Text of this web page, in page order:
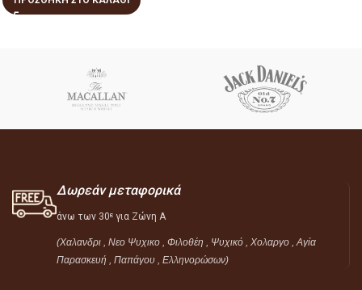
Δωρεάν μεταφορικά
άνω των 30ε για Ζώνη Α
(Χαλανδρι , Νεο Ψυχικο , Φιλοθέη , Ψυχικό ,
Χολαργο , Αγία
Παρασκευή , Παπάγου , Ελληνορώσων)